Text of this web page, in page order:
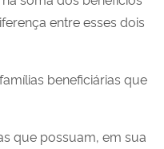
entre esses dois
beneficiárias que
que possuam, em sua